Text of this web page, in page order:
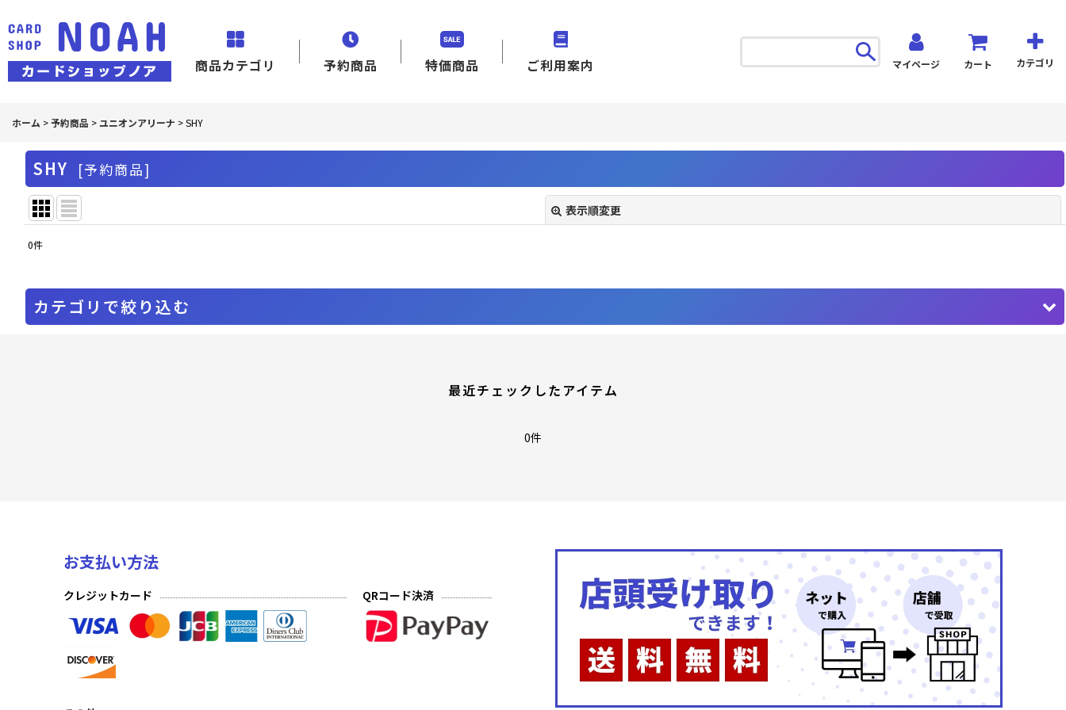
商品カテゴリ 予約商品 特価商品 ご利用案内 マイページ カート カテゴリ
ホーム >予約商品 >ユニオンアリーナ >SHY
SHY [予約商品]
表示順変更
並び順:
0件
カテゴリで絞り込む
俺だけレベルアップな件
学園アイドルマスター Vol.2
魔都精兵のスレイブ
プレシャスブースターパック 勝利の女神：NIKKE
最近チェックしたアイテム
0件
お支払い方法
クレジットカード QRコード決済